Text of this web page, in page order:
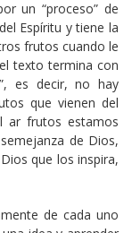
un “proceso” de
Espíritu y tiene la
frutos cuando le
texto termina con
es decir, no hay
que vienen del
ar frutos estamos
de Dios,
que los inspira,
de cada uno